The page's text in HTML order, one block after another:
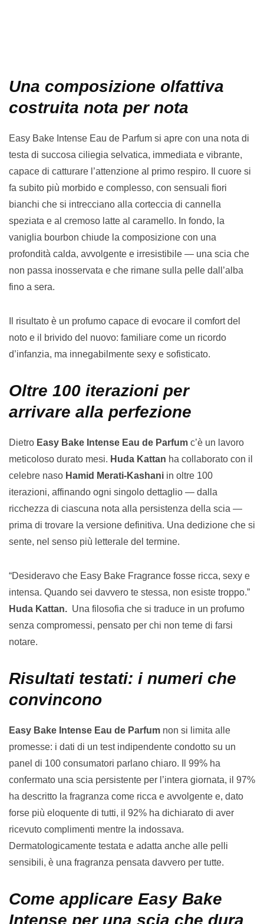
Una composizione olfattiva
costruita nota per nota
Easy Bake Intense Eau de Parfum si apre con una nota di
testa di succosa ciliegia selvatica, immediata e vibrante,
capace di catturare l’attenzione al primo respiro. Il cuore si
fa subito più morbido e complesso, con sensuali fiori
bianchi che si intrecciano alla corteccia di cannella
speziata e al cremoso latte al caramello. In fondo, la
vaniglia bourbon chiude la composizione con una
profondità calda, avvolgente e irresistibile — una scia che
non passa inosservata e che rimane sulla pelle dall’alba
fino a sera.
Il risultato è un profumo capace di evocare il comfort del
noto e il brivido del nuovo: familiare come un ricordo
d’infanzia, ma innegabilmente sexy e sofisticato.
Oltre 100 iterazioni per
arrivare alla perfezione
Dietro Easy Bake Intense Eau de Parfum c’è un lavoro
meticoloso durato mesi. Huda Kattan ha collaborato con il
celebre naso Hamid Merati-Kashani in oltre 100
iterazioni, affinando ogni singolo dettaglio — dalla
ricchezza di ciascuna nota alla persistenza della scia —
prima di trovare la versione definitiva. Una dedizione che si
sente, nel senso più letterale del termine.
“Desideravo che Easy Bake Fragrance fosse ricca, sexy e
intensa. Quando sei davvero te stessa, non esiste troppo.”
Huda Kattan. Una filosofia che si traduce in un profumo
senza compromessi, pensato per chi non teme di farsi
notare.
Risultati testati: i numeri che
convincono
Easy Bake Intense Eau de Parfum non si limita alle
promesse: i dati di un test indipendente condotto su un
panel di 100 consumatori parlano chiaro. Il 99% ha
confermato una scia persistente per l’intera giornata, il 97%
ha descritto la fragranza come ricca e avvolgente e, dato
forse più eloquente di tutti, il 92% ha dichiarato di aver
ricevuto complimenti mentre la indossava.
Dermatologicamente testata e adatta anche alle pelli
sensibili, è una fragranza pensata davvero per tutte.
Come applicare Easy Bake